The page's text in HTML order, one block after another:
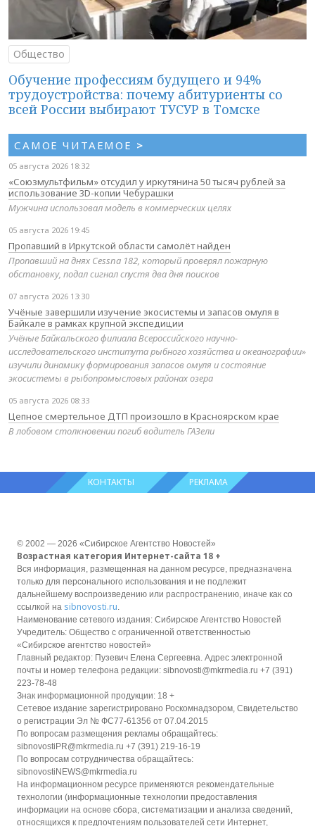
Общество
Обучение профессиям будущего и 94%
трудоустройства: почему абитуриенты со
всей России выбирают ТУСУР в Томске
САМОЕ ЧИТАЕМОЕ >
05 августа 2026 18:32
«Союзмультфильм» отсудил у иркутянина 50 тысяч рублей за
использование 3D-копии Чебурашки
Мужчина использовал модель в коммерческих целях
05 августа 2026 19:45
Пропавший в Иркутской области самолёт найден
Пропавший на днях Cessna 182, который проверял пожарную
обстановку, подал сигнал спустя два дня поисков
07 августа 2026 13:30
Учёные завершили изучение экосистемы и запасов омуля в
Байкале в рамках крупной экспедиции
Учёные Байкальского филиала Всероссийского научно-
исследовательского института рыбного хозяйства и океанографии»
изучили динамику формирования запасов омуля и состояние
экосистемы в рыбопромысловых районах озера
05 августа 2026 08:33
Цепное смертельное ДТП произошло в Красноярском крае
В лобовом столкновении погиб водитель ГАЗели
КОНТАКТЫ РЕКЛАМА
© 2002 — 2026 «Сибирское Агентство Новостей»
Возрастная категория Интернет-сайта 18 +
Вся информация, размещенная на данном ресурсе, предназначена
только для персонального использования и не подлежит
дальнейшему воспроизведению или распространению, иначе как со
ссылкой на sibnovosti.ru.
Наименование сетевого издания: Сибирское Агентство Новостей
Учредитель: Общество с ограниченной ответственностью
«Сибирское агентство новостей»
Главный редактор: Пузевич Елена Сергеевна. Адрес электронной
почты и номер телефона редакции: sibnovosti@mkrmedia.ru +7 (391)
223-78-48
Знак информационной продукции: 18 +
Сетевое издание зарегистрировано Роскомнадзором, Свидетельство
о регистрации Эл № ФС77-61356 от 07.04.2015
По вопросам размещения рекламы обращайтесь:
sibnovostiPR@mkrmedia.ru +7 (391) 219-16-19
По вопросам сотрудничества обращайтесь:
sibnovostiNEWS@mkrmedia.ru
На информационном ресурсе применяются рекомендательные
технологии (информационные технологии предоставления
информации на основе сбора, систематизации и анализа сведений,
относящихся к предпочтениям пользователей сети Интернет,